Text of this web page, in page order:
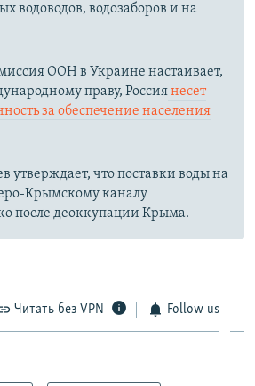
водоводов, водозаборов и на
ООН в Украине настаивает,
праву, Россиянесет
за обеспечение населения
что поставки воды на
Крымскому каналу
после деоккупации Крыма.
Читать без VPN Follow us